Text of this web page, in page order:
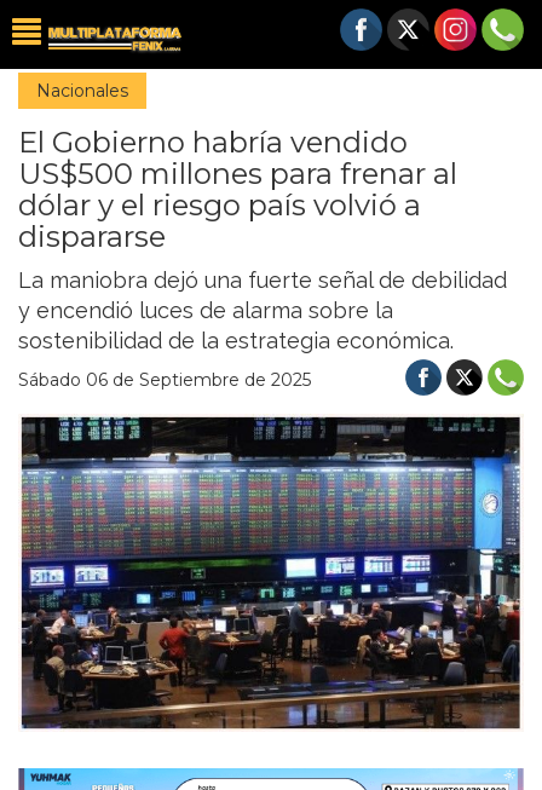
Nacionales
El Gobierno habría vendido
US$500 millones para frenar al
dólar y el riesgo país volvió a
dispararse
La maniobra dejó una fuerte señal de debilidad
y encendió luces de alarma sobre la
sostenibilidad de la estrategia económica.
Sábado 06 de Septiembre de 2025